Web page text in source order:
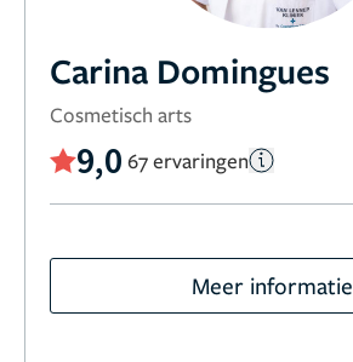
Carina Domingues
Cosmetisch arts
9,0 67 ervaringen
Meer informatie